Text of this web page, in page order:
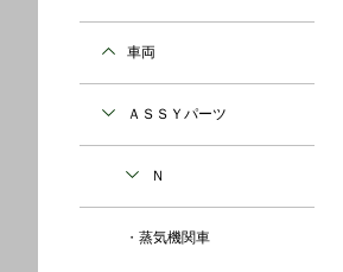
車両
ＡＳＳＹパーツ
Ｎ
蒸気機関車